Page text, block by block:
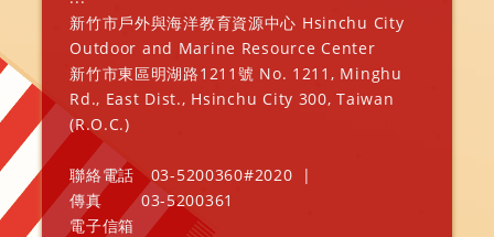
新竹市戶外與海洋教育資源中心 Hsinchu City
Outdoor and Marine Resource Center
新竹市東區明湖路1211號 No. 1211, Minghu
Rd., East Dist., Hsinchu City 300, Taiwan
(R.O.C.)
聯絡電話 03-5200360#2020
|
傳真
03-5200361
電子信箱